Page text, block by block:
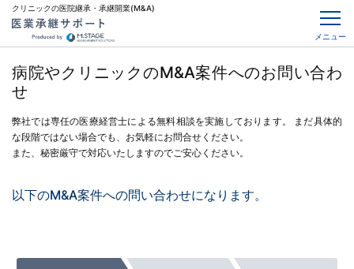
クリニックの医院継承・承継開業(M&A)
メニュー
病院やクリニックのM&A案件へのお問い合わ
せ
弊社では専任の医療経営士による無料相談を実施しております。
まだ具体的
な段階ではない場合でも、お気軽にお問合せください。
また、秘密厳守で対応いたしますのでご安心ください。
以下のM&A案件への問い合わせになります。